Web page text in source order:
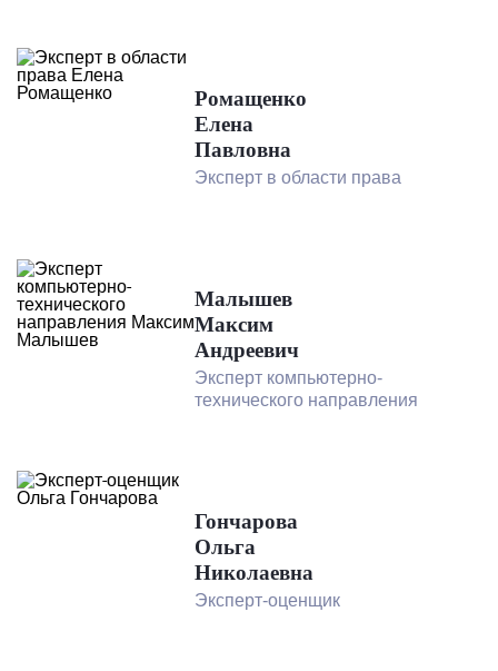
Ромащенко
Елена
Павловна
Эксперт в области права
Малышев
Максим
Андреевич
Эксперт компьютерно-
технического направления
Гончарова
Ольга
Николаевна
Эксперт-оценщик